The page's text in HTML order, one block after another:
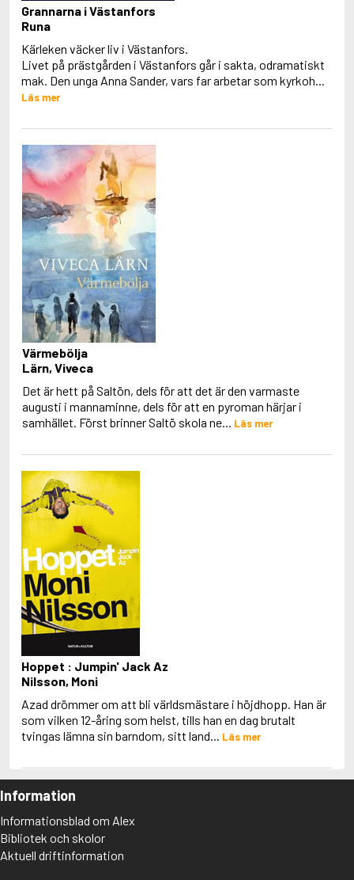
Grannarna i Västanfors
Runa
Kärleken väcker liv i Västanfors.
Livet på prästgården i Västanfors går i sakta, odramatiskt
mak. Den unga Anna Sander, vars far arbetar som kyrkoh...
Läs mer
Värmebölja
Lärn, Viveca
Det är hett på Saltön, dels för att det är den varmaste
augusti i mannaminne, dels för att en pyroman härjar i
samhället. Först brinner Saltö skola ne... Läs mer
Hoppet : Jumpin' Jack Az
Nilsson, Moni
Azad drömmer om att bli världsmästare i höjdhopp. Han är
som vilken 12-åring som helst, tills han en dag brutalt
tvingas lämna sin barndom, sitt land... Läs mer
Information
Informationsblad om Alex
Bibliotek och skolor
Aktuell driftinformation